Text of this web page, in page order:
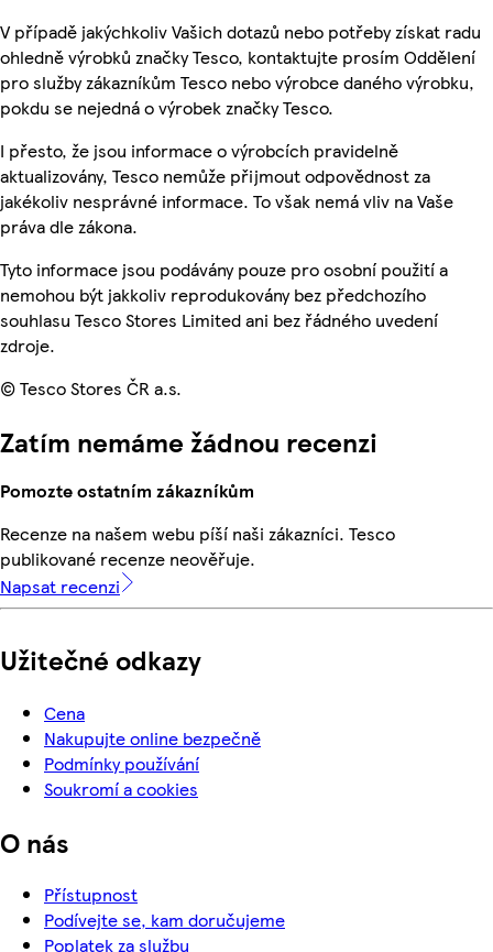
V případě jakýchkoliv Vašich dotazů nebo potřeby získat radu
ohledně výrobků značky Tesco, kontaktujte prosím Oddělení
pro služby zákazníkům Tesco nebo výrobce daného výrobku,
pokdu se nejedná o výrobek značky Tesco.
I přesto, že jsou informace o výrobcích pravidelně
aktualizovány, Tesco nemůže přijmout odpovědnost za
jakékoliv nesprávné informace. To však nemá vliv na Vaše
práva dle zákona.
Tyto informace jsou podávány pouze pro osobní použití a
nemohou být jakkoliv reprodukovány bez předchozího
souhlasu Tesco Stores Limited ani bez řádného uvedení
zdroje.
© Tesco Stores ČR a.s.
Zatím nemáme žádnou recenzi
Pomozte ostatním zákazníkům
Recenze na našem webu píší naši zákazníci. Tesco
publikované recenze neověřuje.
Napsat recenzi
Užitečné odkazy
Cena
Nakupujte online bezpečně
Podmínky používání
Soukromí a cookies
O nás
Přístupnost
Podívejte se, kam doručujeme
Poplatek za službu